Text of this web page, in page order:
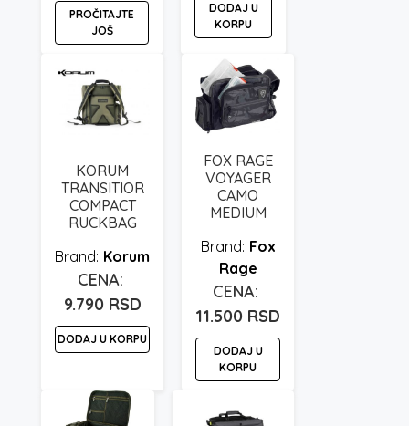
PROČITAJTE
JOŠ
DODAJ U
KORPU
KORUM
TRANSITIOR
COMPACT
RUCKBAG
Korum
9.790 RSD
DODAJ U KORPU
FOX RAGE
VOYAGER
CAMO
MEDIUM
Fox
Rage
11.500 RSD
DODAJ U
KORPU